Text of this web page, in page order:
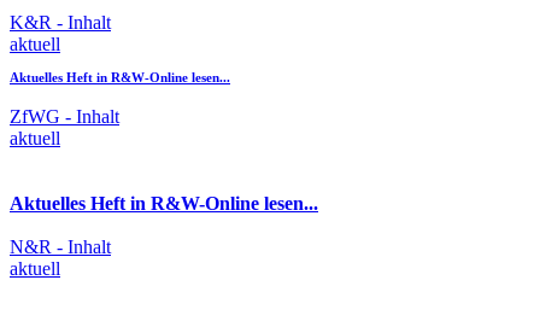
K&R - Inhalt
aktuell
Aktuelles Heft in R&W-Online lesen...
ZfWG - Inhalt
aktuell
Aktuelles Heft in R&W-Online lesen...
N&R - Inhalt
aktuell